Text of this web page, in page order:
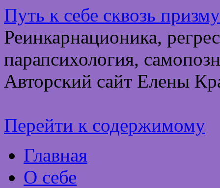
Путь к себе сквозь
Реинкарнационика,
парапсихология,
Авторский сайт Елены
Перейти к содержимому
Главная
О себе